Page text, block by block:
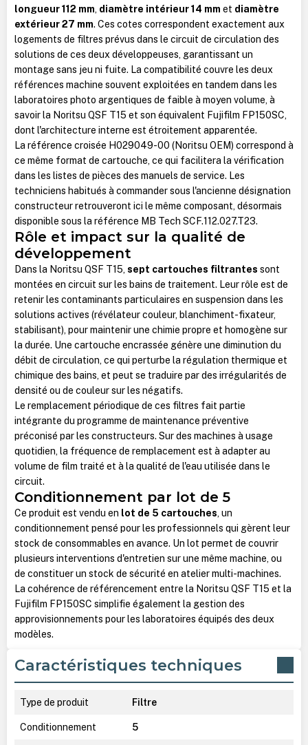
longueur 112 mm, diamètre intérieur 14 mm et diamètre
extérieur 27 mm. Ces cotes correspondent exactement aux
logements de filtres prévus dans le circuit de circulation des
solutions de ces deux développeuses, garantissant un
montage sans jeu ni fuite. La compatibilité couvre les deux
références machine souvent exploitées en tandem dans les
laboratoires photo argentiques de faible à moyen volume, à
savoir la Noritsu QSF T15 et son équivalent Fujifilm FP150SC,
dont l'architecture interne est étroitement apparentée.
La référence croisée H029049-00 (Noritsu OEM) correspond à
ce même format de cartouche, ce qui facilitera la vérification
dans les listes de pièces des manuels de service. Les
techniciens habitués à commander sous l'ancienne désignation
constructeur retrouveront ici le même composant, désormais
disponible sous la référence MB Tech SCF.112.027.T23.
Rôle et impact sur la qualité de
développement
Dans la Noritsu QSF T15, sept cartouches filtrantes sont
montées en circuit sur les bains de traitement. Leur rôle est de
retenir les contaminants particulaires en suspension dans les
solutions actives (révélateur couleur, blanchiment-fixateur,
stabilisant), pour maintenir une chimie propre et homogène sur
la durée. Une cartouche encrassée génère une diminution du
débit de circulation, ce qui perturbe la régulation thermique et
chimique des bains, et peut se traduire par des irrégularités de
densité ou de couleur sur les négatifs.
Le remplacement périodique de ces filtres fait partie
intégrante du programme de maintenance préventive
préconisé par les constructeurs. Sur des machines à usage
quotidien, la fréquence de remplacement est à adapter au
volume de film traité et à la qualité de l'eau utilisée dans le
circuit.
Conditionnement par lot de 5
Ce produit est vendu en lot de 5 cartouches, un
conditionnement pensé pour les professionnels qui gèrent leur
stock de consommables en avance. Un lot permet de couvrir
plusieurs interventions d'entretien sur une même machine, ou
de constituer un stock de sécurité en atelier multi-machines.
La cohérence de référencement entre la Noritsu QSF T15 et la
Fujifilm FP150SC simplifie également la gestion des
approvisionnements pour les laboratoires équipés des deux
modèles.
Caractéristiques techniques
Type de produit Filtre
Conditionnement 5